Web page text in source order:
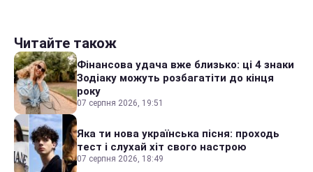
Читайте також
Фінансова удача вже близько: ці 4 знаки
Зодіаку можуть розбагатіти до кінця
року
07 серпня 2026, 19:51
Яка ти нова українська пісня: проходь
тест і слухай хіт свого настрою
07 серпня 2026, 18:49